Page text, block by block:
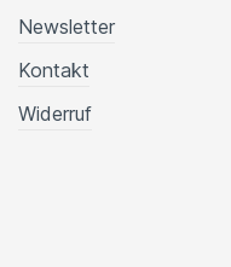
Newsletter
Kontakt
Widerruf